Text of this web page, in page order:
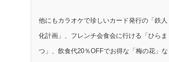
他にもカラオケで珍しいカード発行の「鉄人
化計画」、フレンチ会食会に行ける「ひらま
つ」、飲食代20％OFFでお得な「梅の花」な